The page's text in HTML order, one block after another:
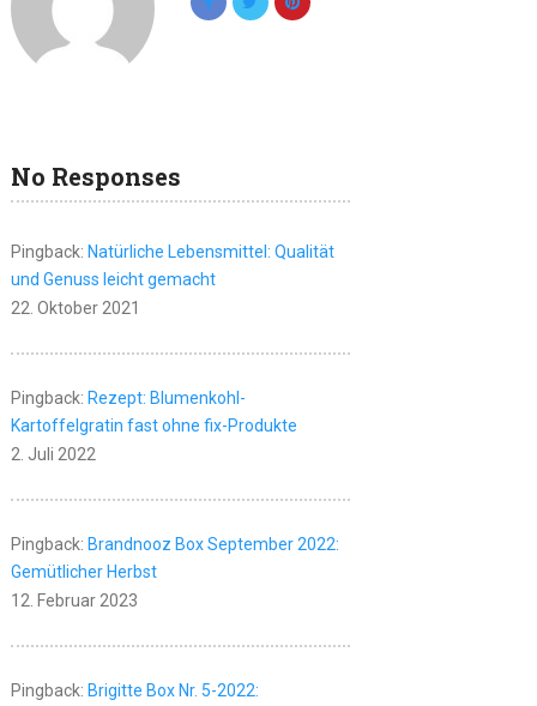
No Responses
Pingback: Natürliche Lebensmittel: Qualität
und Genuss leicht gemacht
22. Oktober 2021
Pingback: Rezept: Blumenkohl-
Kartoffelgratin fast ohne fix-Produkte
2. Juli 2022
Pingback: Brandnooz Box September 2022:
Gemütlicher Herbst
12. Februar 2023
Pingback: Brigitte Box Nr. 5-2022: